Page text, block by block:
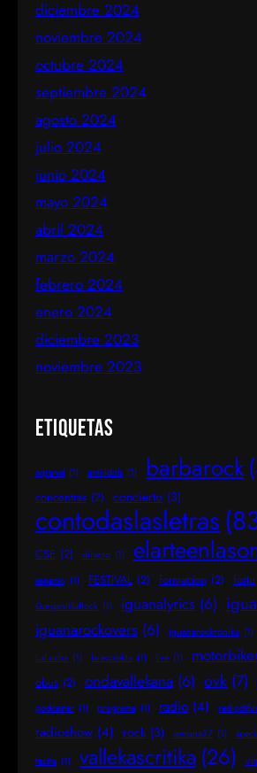
diciembre 2024
noviembre 2024
octubre 2024
septiembre 2024
agosto 2024
julio 2024
junio 2024
mayo 2024
abril 2024
marzo 2024
febrero 2024
enero 2024
diciembre 2023
noviembre 2023
Etiquetas
agranel (1) anti-idols (1) barbarock
concentras (2) concierto (3)
contodaslasletras
CSE (2) directo (1)
espacio (1) FESTIVAL (2) formacion (2) fortu
GargantillaRock (1) iguanalyrics (6)
iguanarockovers (6) iguanarockronika (1)
LaLucha (1) larecolekta (1) live (1)
obus (2) ondavallekana (6) ovk (7)
podcaster (1) programa (1) radio (4)
radioshow (4) rock (3) semana37 (1)
tacita (1) vallekascritika (26)